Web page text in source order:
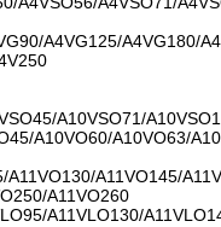
A4VG125/A4VG180/
A10VSO71/
A10VO60/A10VO63/
A11VO145/
A11VO260
A11VLO130/